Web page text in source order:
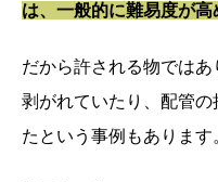
は、一般的に難易度が高
だから許される物では
剥がれていたり、配管
たという事例もあります